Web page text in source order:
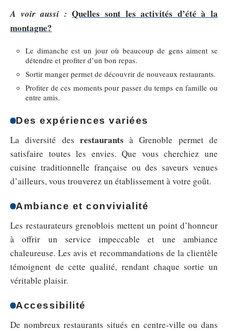
A voir aussi : Quelles sont les activités d’été à la
montagne?
Le dimanche est un jour où beaucoup de gens aiment se
détendre et profiter d’un bon repas.
Sortir manger permet de découvrir de nouveaux restaurants.
Profiter de ces moments pour passer du temps en famille ou
entre amis.
Des expériences variées
La diversité des restaurants à Grenoble permet de
satisfaire toutes les envies. Que vous cherchiez une
cuisine traditionnelle française ou des saveurs venues
d’ailleurs, vous trouverez un établissement à votre goût.
Ambiance et convivialité
Les restaurateurs grenoblois mettent un point d’honneur
à offrir un service impeccable et une ambiance
chaleureuse. Les avis et recommandations de la clientèle
témoignent de cette qualité, rendant chaque sortie un
véritable plaisir.
Accessibilité
De nombreux restaurants situés en centre-ville ou dans